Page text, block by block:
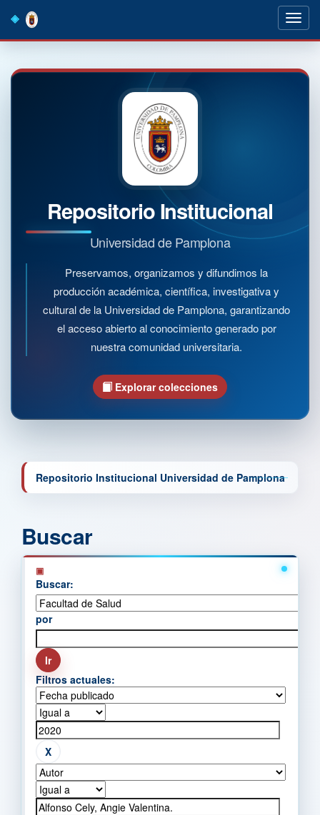
navigation
Repositorio Institucional
Universidad de Pamplona
Preservamos, organizamos y difundimos la
producción académica, científica, investigativa y
cultural de la Universidad de Pamplona, garantizando
el acceso abierto al conocimiento generado por
nuestra comunidad universitaria.
Explorar colecciones
Repositorio Institucional Universidad de Pamplona
Buscar
Buscar:
por
Filtros actuales: